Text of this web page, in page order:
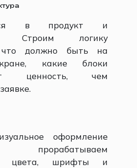
в продукт и
Строим логику
что должно быть на
какие блоки
ценность, чем
оформление
прорабатываем
цвета, шрифты и